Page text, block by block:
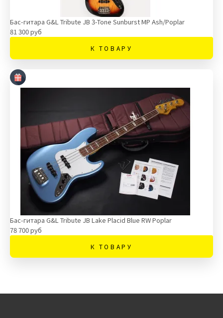
Бас-гитара G&L Tribute JB 3-Tone Sunburst MP Ash/Poplar
81 300 руб
К ТОВАРУ
Бас-гитара G&L Tribute JB Lake Placid Blue RW Poplar
78 700 руб
К ТОВАРУ